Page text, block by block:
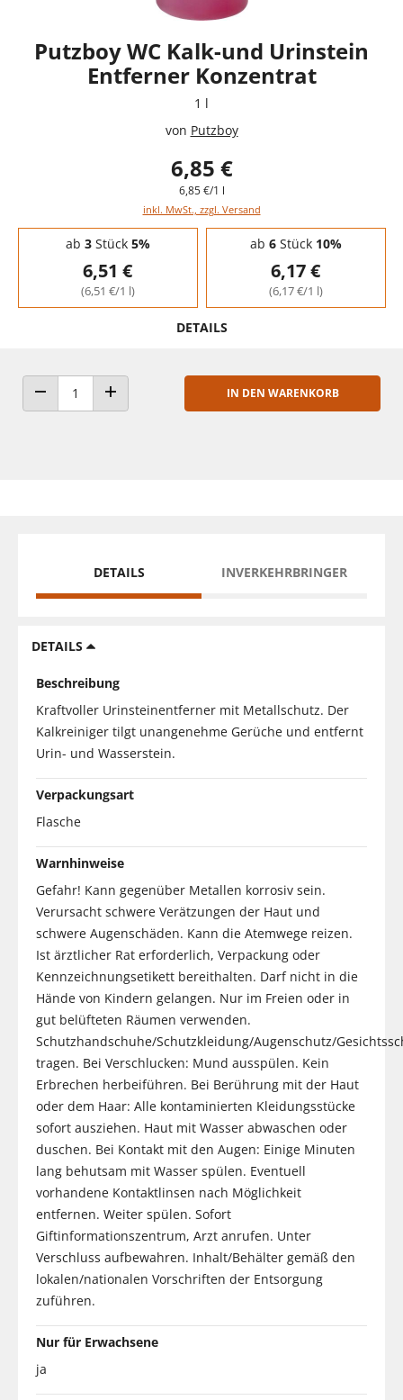
Putzboy WC Kalk-und Urinstein
Entferner Konzentrat
1 l
von Putzboy
6,85 €
6,85 €/1 l
inkl. MwSt., zzgl. Versand
Staffelpreise - Mengenrabatt
ab 3Stück 5%
6,51 €
(6,51 €/1 l)
ab 6Stück 10%
6,17 €
(6,17 €/1 l)
DETAILS
ANZAHL VERRINGERNANZAHL ERHÖHEN
IN DEN WARENKORB
DETAILS INVERKEHRBRINGER
DETAILS
Beschreibung
Kraftvoller Urinsteinentferner mit Metallschutz. Der
Kalkreiniger tilgt unangenehme Gerüche und entfernt
Urin- und Wasserstein.
Verpackungsart
Flasche
Warnhinweise
Gefahr! Kann gegenüber Metallen korrosiv sein.
Verursacht schwere Verätzungen der Haut und
schwere Augenschäden. Kann die Atemwege reizen.
Ist ärztlicher Rat erforderlich, Verpackung oder
Kennzeichnungsetikett bereithalten. Darf nicht in die
Hände von Kindern gelangen. Nur im Freien oder in
gut belüfteten Räumen verwenden.
Schutzhandschuhe/Schutzkleidung/Augenschutz/
tragen. Bei Verschlucken: Mund ausspülen. Kein
Erbrechen herbeiführen. Bei Berührung mit der Haut
oder dem Haar: Alle kontaminierten Kleidungsstücke
sofort ausziehen. Haut mit Wasser abwaschen oder
duschen. Bei Kontakt mit den Augen: Einige Minuten
lang behutsam mit Wasser spülen. Eventuell
vorhandene Kontaktlinsen nach Möglichkeit
entfernen. Weiter spülen. Sofort
Giftinformationszentrum, Arzt anrufen. Unter
Verschluss aufbewahren. Inhalt/Behälter gemäß den
lokalen/nationalen Vorschriften der Entsorgung
zuführen.
Nur für Erwachsene
ja